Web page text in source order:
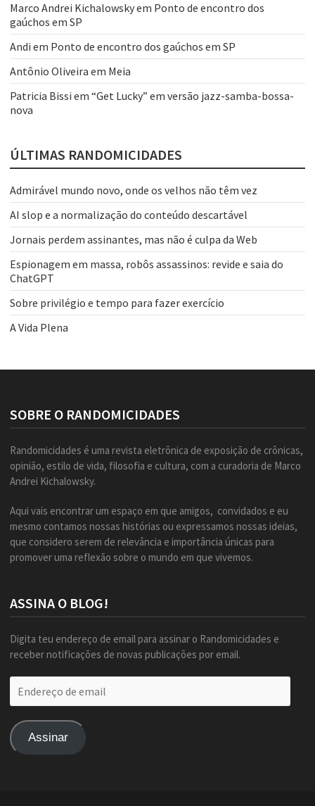
Marco Andrei Kichalowskyem Ponto de encontro dos
gaúchos em SP
Andi em Ponto de encontro dos gaúchos em SP
Antônio Oliveira em Meia
Patricia Bissi em “Get Lucky” em versão jazz-samba-bossa-
nova
ÚLTIMAS RANDOMICIDADES
Admirável mundo novo, onde os velhos não têm vez
AI slop e a normalização do conteúdo descartável
Jornais perdem assinantes, mas não é culpa da Web
Espionagem em massa, robôs assassinos: revide e saia do
ChatGPT
Sobre privilégio e tempo para fazer exercício
A Vida Plena
SOBRE O RANDOMICIDADES
Randomicidades é uma revista eletrônica de exposição de crônicas,
opinião, estilo de vida, filosofia e cultura, com a curadoria de Marco
Andrei Kichalowsky.
Aqui vais encontrar um espaço em que amigos, convidados e eu
mesmo contamos nossas histórias ou expressamos nossas ideias,
que considero serem de relevância e importância únicas para
promover uma reflexão sobre o mundo em que vivemos.
ASSINA O BLOG!
Digita teu endereço de email para assinar o Randomicidades e
receber notificações de novas publicações por email.
de
Assinar